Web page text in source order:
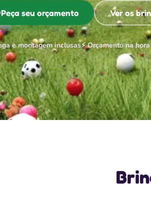
Peça seu orçamento Ver os
e montagem inclusas⚡ Orçamento na hora